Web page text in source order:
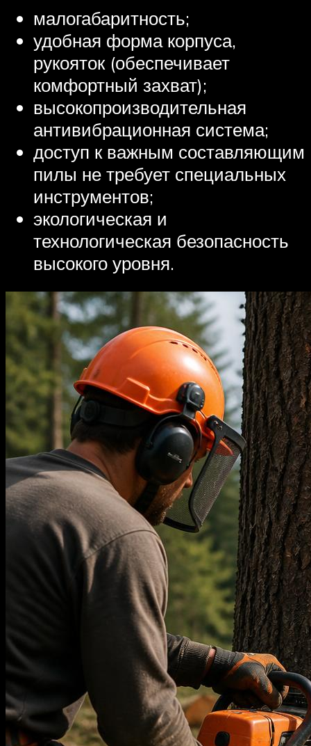
малогабаритность;
удобная форма корпуса,
рукояток (обеспечивает
комфортный захват);
высокопроизводительная
антивибрационная система;
доступ к важным составляющим
пилы не требует специальных
инструментов;
экологическая и
технологическая безопасность
высокого уровня.